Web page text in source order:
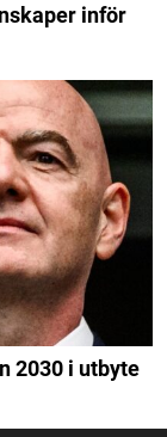
inför
2030 i utbyte